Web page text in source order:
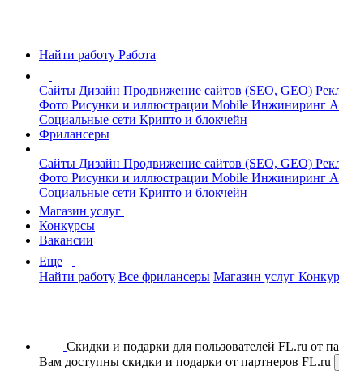
Найти работу Работа
Сайты Дизайн Продвижение сайтов (SEO, GEO)
Фото Рисунки и иллюстрации Mobile Инжиниринг
Социальные сети Крипто и блокчейн
Фрилансеры
Сайты Дизайн Продвижение сайтов (SEO, GEO)
Фото Рисунки и иллюстрации Mobile Инжиниринг
Социальные сети Крипто и блокчейн
Магазин услуг
Конкурсы
Вакансии
Еще
Найти работу Все фрилансеры Магазин услуг
Скидки и подарки для пользователей FL.ru от
Вам доступны скидки и подарки от партнеров FL.ru